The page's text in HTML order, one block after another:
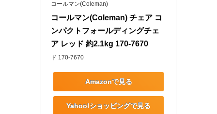
コールマン(Coleman)
コールマン(Coleman) チェア コ
ンパクトフォールディングチェ
ア レッド 約2.1kg 170-7670
ド 170-7670
Amazonで見る
Yahoo!ショッピングで見る